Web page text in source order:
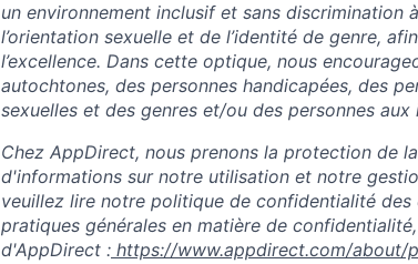
un environnement inclusif et sans discrimination
l’orientation sexuelle et de l’identité de genre,
l’excellence. Dans cette optique, nous
autochtones, des personnes handicapées, des
sexuelles et des genres et/ou des personnes
Chez AppDirect, nous prenons la protection de
d'informations sur notre utilisation et notre
veuillez lire notre politique de confidentialité
pratiques générales en matière de
d'AppDirect : https://www.appdirect.com/about/